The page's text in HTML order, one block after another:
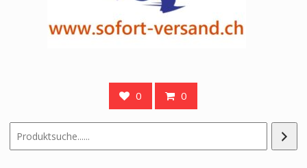
0 0